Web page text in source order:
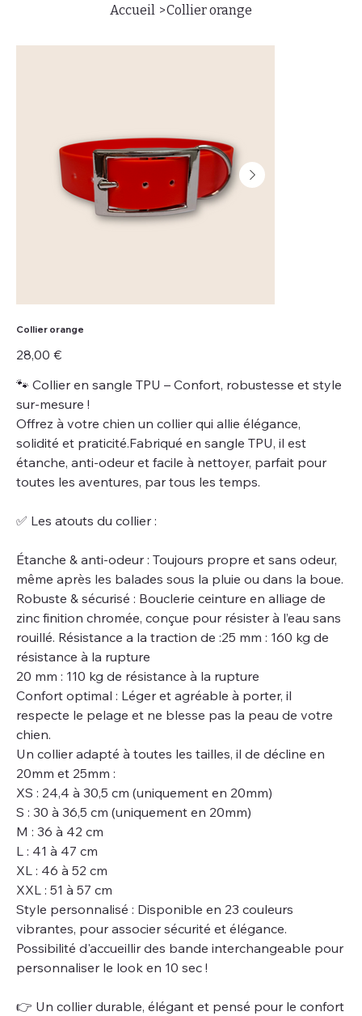
Accueil >Collier orange
Collier orange
Prix
28,00 €
🐾 Collier en sangle TPU – Confort, robustesse et style
sur-mesure !
Offrez à votre chien un collier qui allie élégance,
solidité et praticité.Fabriqué en sangle TPU, il est
étanche, anti-odeur et facile à nettoyer, parfait pour
toutes les aventures, par tous les temps.
✅ Les atouts du collier :
Étanche & anti-odeur : Toujours propre et sans odeur,
même après les balades sous la pluie ou dans la boue.
Robuste & sécurisé : Bouclerie ceinture en alliage de
zinc finition chromée, conçue pour résister à l’eau sans
rouillé. Résistance a la traction de :25 mm : 160 kg de
résistance à la rupture
20 mm : 110 kg de résistance à la rupture
Confort optimal : Léger et agréable à porter, il
respecte le pelage et ne blesse pas la peau de votre
chien.
Un collier adapté à toutes les tailles, il de décline en
20mm et 25mm :
XS : 24,4 à 30,5 cm (uniquement en 20mm)
S : 30 à 36,5 cm (uniquement en 20mm)
M : 36 à 42 cm
L : 41 à 47 cm
XL : 46 à 52 cm
XXL : 51 à 57 cm
Style personnalisé : Disponible en 23 couleurs
vibrantes, pour associer sécurité et élégance.
Possibilité d'accueillir des bande interchangeable pour
personnaliser le look en 10 sec !
👉 Un collier durable, élégant et pensé pour le confort